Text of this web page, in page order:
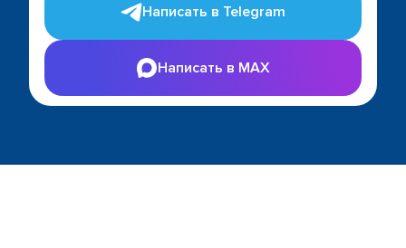
Написать в Telegram
Написать в MAX